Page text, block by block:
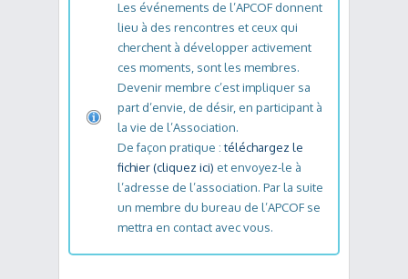
Les événements de l’APCOF donnent
lieu à des rencontres et ceux qui
cherchent à développer activement
ces moments, sont les membres.
Devenir membre c’est impliquer sa
part d’envie, de désir, en participant à
la vie de l’Association.
De façon pratique :téléchargez le
fichier (cliquez ici) et envoyez-le à
l’adresse de l’association. Par la suite
un membre du bureau de l’APCOF se
mettra en contact avec vous.